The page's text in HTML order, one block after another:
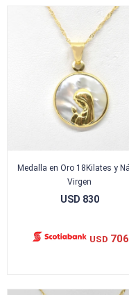
Medalla en Oro 18Kilates y
Virgen
USD 830
USD 706